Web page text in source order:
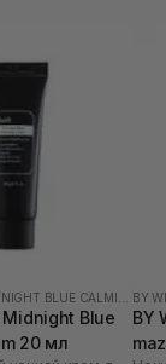
Midnight Blue
20 мл
BY
BY